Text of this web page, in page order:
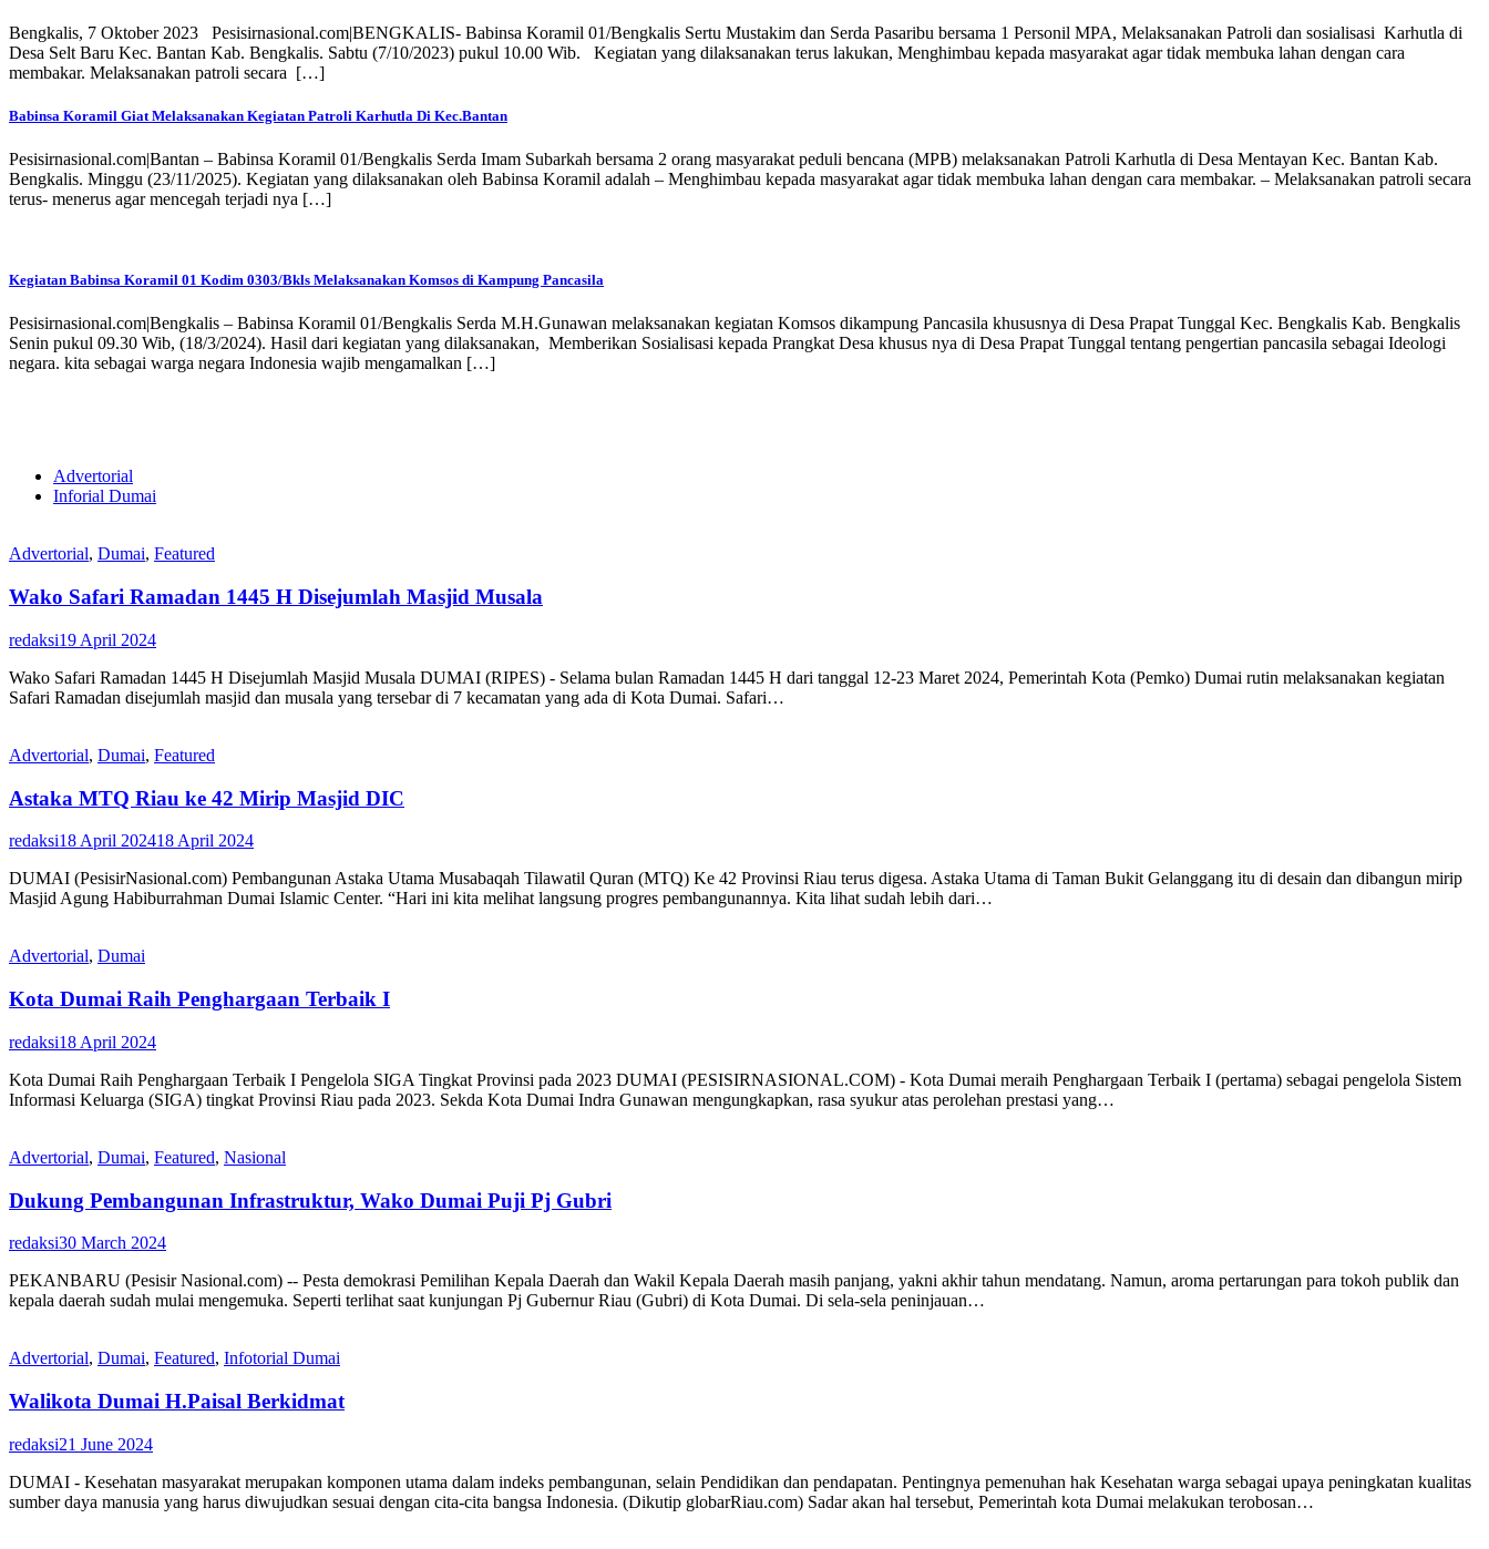
Bengkalis, 7 Oktober 2023 Pesisirnasional.com|BENGKALIS- Babinsa Koramil 01/Bengkalis Sertu Mustakim dan Serda Pasaribu bersama 1 Personil MPA, Melaksanakan Patroli dan sosialisasi Karhutla di
Desa Selt Baru Kec. Bantan Kab. Bengkalis. Sabtu (7/10/2023) pukul 10.00 Wib. Kegiatan yang dilaksanakan terus lakukan, Menghimbau kepada masyarakat agar tidak membuka lahan dengan cara
membakar. Melaksanakan patroli secara […]
Babinsa Koramil Giat Melaksanakan Kegiatan Patroli Karhutla Di Kec.Bantan
Pesisirnasional.com|Bantan – Babinsa Koramil 01/Bengkalis Serda Imam Subarkah bersama 2 orang masyarakat peduli bencana (MPB) melaksanakan Patroli Karhutla di Desa Mentayan Kec. Bantan Kab.
Bengkalis. Minggu (23/11/2025). Kegiatan yang dilaksanakan oleh Babinsa Koramil adalah – Menghimbau kepada masyarakat agar tidak membuka lahan dengan cara membakar. – Melaksanakan patroli secara
terus- menerus agar mencegah terjadi nya […]
Kegiatan Babinsa Koramil 01 Kodim 0303/Bkls Melaksanakan Komsos di Kampung Pancasila
Pesisirnasional.com|Bengkalis – Babinsa Koramil 01/Bengkalis Serda M.H.Gunawan melaksanakan kegiatan Komsos dikampung Pancasila khususnya di Desa Prapat Tunggal Kec. Bengkalis Kab. Bengkalis
Senin pukul 09.30 Wib, (18/3/2024). Hasil dari kegiatan yang dilaksanakan, Memberikan Sosialisasi kepada Prangkat Desa khusus nya di Desa Prapat Tunggal tentang pengertian pancasila sebagai Ideologi
negara. kita sebagai warga negara Indonesia wajib mengamalkan […]
Advertorial
Inforial Dumai
Advertorial, Dumai, Featured
Wako Safari Ramadan 1445 H Disejumlah Masjid Musala
redaksi19 April 2024
Wako Safari Ramadan 1445 H Disejumlah Masjid Musala DUMAI (RIPES) - Selama bulan Ramadan 1445 H dari tanggal 12-23 Maret 2024, Pemerintah Kota (Pemko) Dumai rutin melaksanakan kegiatan
Safari Ramadan disejumlah masjid dan musala yang tersebar di 7 kecamatan yang ada di Kota Dumai. Safari…
Advertorial, Dumai, Featured
Astaka MTQ Riau ke 42 Mirip Masjid DIC
redaksi18 April 202418 April 2024
DUMAI (PesisirNasional.com) Pembangunan Astaka Utama Musabaqah Tilawatil Quran (MTQ) Ke 42 Provinsi Riau terus digesa. Astaka Utama di Taman Bukit Gelanggang itu di desain dan dibangun mirip
Masjid Agung Habiburrahman Dumai Islamic Center. “Hari ini kita melihat langsung progres pembangunannya. Kita lihat sudah lebih dari…
Advertorial, Dumai
Kota Dumai Raih Penghargaan Terbaik I
redaksi18 April 2024
Kota Dumai Raih Penghargaan Terbaik I Pengelola SIGA Tingkat Provinsi pada 2023 DUMAI (PESISIRNASIONAL.COM) - Kota Dumai meraih Penghargaan Terbaik I (pertama) sebagai pengelola Sistem
Informasi Keluarga (SIGA) tingkat Provinsi Riau pada 2023. Sekda Kota Dumai Indra Gunawan mengungkapkan, rasa syukur atas perolehan prestasi yang…
Advertorial, Dumai, Featured, Nasional
Dukung Pembangunan Infrastruktur, Wako Dumai Puji Pj Gubri
redaksi30 March 2024
PEKANBARU (Pesisir Nasional.com) -- Pesta demokrasi Pemilihan Kepala Daerah dan Wakil Kepala Daerah masih panjang, yakni akhir tahun mendatang. Namun, aroma pertarungan para tokoh publik dan
kepala daerah sudah mulai mengemuka. Seperti terlihat saat kunjungan Pj Gubernur Riau (Gubri) di Kota Dumai. Di sela-sela peninjauan…
Advertorial, Dumai, Featured, Infotorial Dumai
Walikota Dumai H.Paisal Berkidmat
redaksi21 June 2024
DUMAI - Kesehatan masyarakat merupakan komponen utama dalam indeks pembangunan, selain Pendidikan dan pendapatan. Pentingnya pemenuhan hak Kesehatan warga sebagai upaya peningkatan kualitas
sumber daya manusia yang harus diwujudkan sesuai dengan cita-cita bangsa Indonesia. (Dikutip globarRiau.com) Sadar akan hal tersebut, Pemerintah kota Dumai melakukan terobosan…